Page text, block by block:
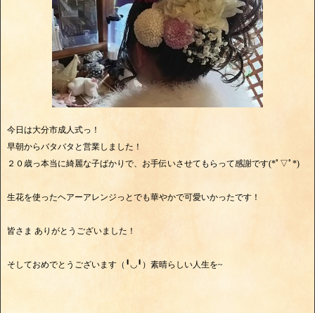
今日は大分市成人式っ！
早朝からバタバタと営業しました！
２０歳っ本当に綺麗な子ばかりで、お手伝いさせてもらって感謝です(*ﾟ▽ﾟ*)
生花を使ったヘアーアレンジっとでも華やかで可愛いかったです！
皆さま ありがとうございました！
そしておめでとうございます（╹◡╹）素晴らしい人生を~